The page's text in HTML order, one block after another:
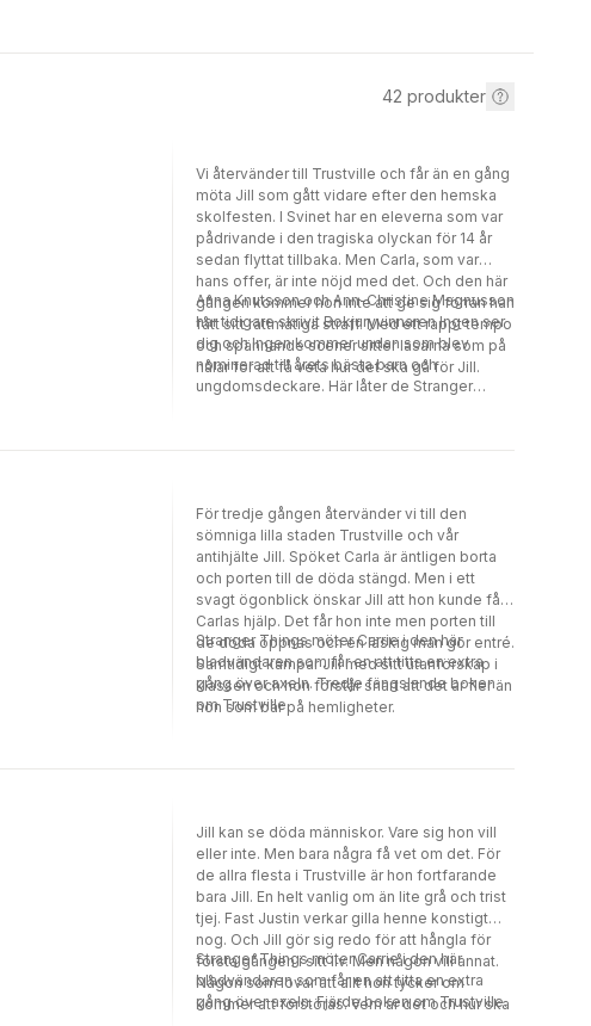
42 produkter
Vi återvänder till Trustville och får än en gång
möta Jill som gått vidare efter den hemska
skolfesten. I Svinet har en eleverna som var
pådrivande i den tragiska olyckan för 14 år
sedan flyttat tillbaka. Men Carla, som var
hans offer, är inte nöjd med det. Och den här
gången kommer hon inte att ge sig förrän han
fått sitt rättmätiga straff. Med ett rappt tempo
och spännande scener sitter läsarna som på
nålar för att få veta hur det ska gå för Jill.
Anna Knutsson och Ann-Christine Magnusson
har tidigare skrivit Bokjuryvinnaren Ingen ser
dig och Ingen kommer undan som blev
nominerad till årets bästa barn och
ungdomsdeckare. Här låter de Stranger
För tredje gången återvänder vi till den
sömniga lilla staden Trustville och vår
antihjälte Jill. Spöket Carla är äntligen borta
och porten till de döda stängd. Men i ett
svagt ögonblick önskar Jill att hon kunde få
Carlas hjälp. Det får hon inte men porten till
de döda öppnas och en läskig man gör entré.
Samtidigt kämpar Jill med sitt utanförskap i
klassen och hon förstår snart att det är fler än
hon som bär på hemligheter.
Stranger Things möter Carrie i den här
bladvändaren som får en att titta en extra
gång över axeln. Tredje fängslande boken
om Trustville.
Jill kan se döda människor. Vare sig hon vill
eller inte. Men bara några få vet om det. För
de allra flesta i Trustville är hon fortfarande
bara Jill. En helt vanlig om än lite grå och trist
tjej. Fast Justin verkar gilla henne konstigt
nog. Och Jill gör sig redo för att hångla för
första gången i sitt liv. Men någon vill annat.
Någon som lovar att allt hon tycker om
kommer att förstöras. Vem är det och hur ska
Stranger Things möter Carrie i den här
bladvändaren som får en att titta en extra
gång över axeln. Fjärde boken om Trustville.